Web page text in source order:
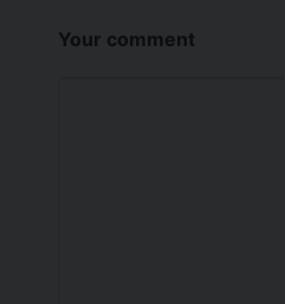
Your comment